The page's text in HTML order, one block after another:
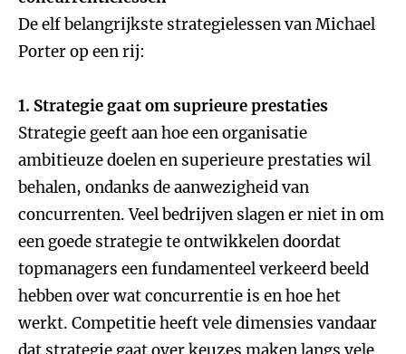
De elf belangrijkste strategielessen van Michael
Porter op een rij:
1. Strategie gaat om suprieure prestaties
Strategie geeft aan hoe een organisatie
ambitieuze doelen en superieure prestaties wil
behalen, ondanks de aanwezigheid van
concurrenten. Veel bedrijven slagen er niet in om
een goede strategie te ontwikkelen doordat
topmanagers een fundamenteel verkeerd beeld
hebben over wat concurrentie is en hoe het
werkt. Competitie heeft vele dimensies vandaar